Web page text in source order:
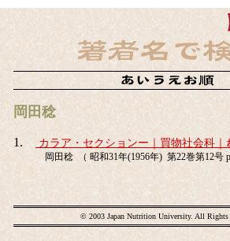
岡田稔
1. カラア・セクションー｜買物社会科
岡田稔 （ 昭和31年(1956年) 第22巻第12号
© 2003 Japan Nutrition University. All Rights